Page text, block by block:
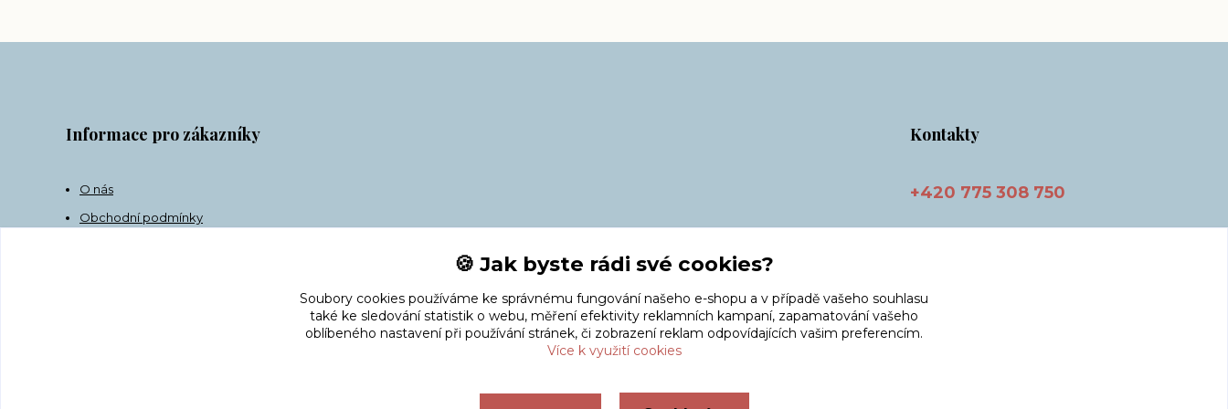
Informace pro zákazníky
O nás
Obchodní podmínky
Kontakty
+420 775 308 750
🍪 Jak byste rádi své cookies?
Soubory cookies používáme ke správnému fungování našeho e-shopu a v případě vašeho souhlasu
také ke sledování statistik o webu, měření efektivity reklamních kampaní, zapamatování vašeho
oblíbeného nastavení při používání stránek, či zobrazení reklam odpovídajících vašim preferencím.
Více k využití cookies